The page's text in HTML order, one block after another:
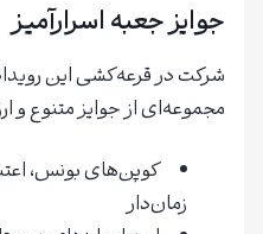
جوایز جعبه اسرارآمیز
شرکت در قرعه‌کشی این
مجموعه‌ای از جوایز متنوع و
کوپن‌های بونس،
زمان‌دار